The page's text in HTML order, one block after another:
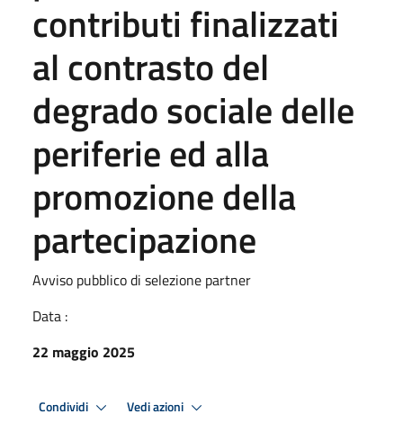
contributi finalizzati
al contrasto del
degrado sociale delle
periferie ed alla
promozione della
partecipazione
Avviso pubblico di selezione partner
Data :
22 maggio 2025
Condividi Vedi azioni